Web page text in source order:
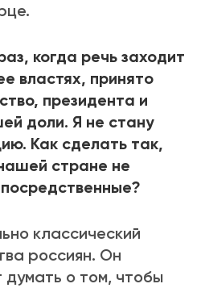
когда речь заходит
властях, принято
президента и
доли. Я не стану
Как сделать так,
стране не
классический
россиян. Он
о том, чтобы